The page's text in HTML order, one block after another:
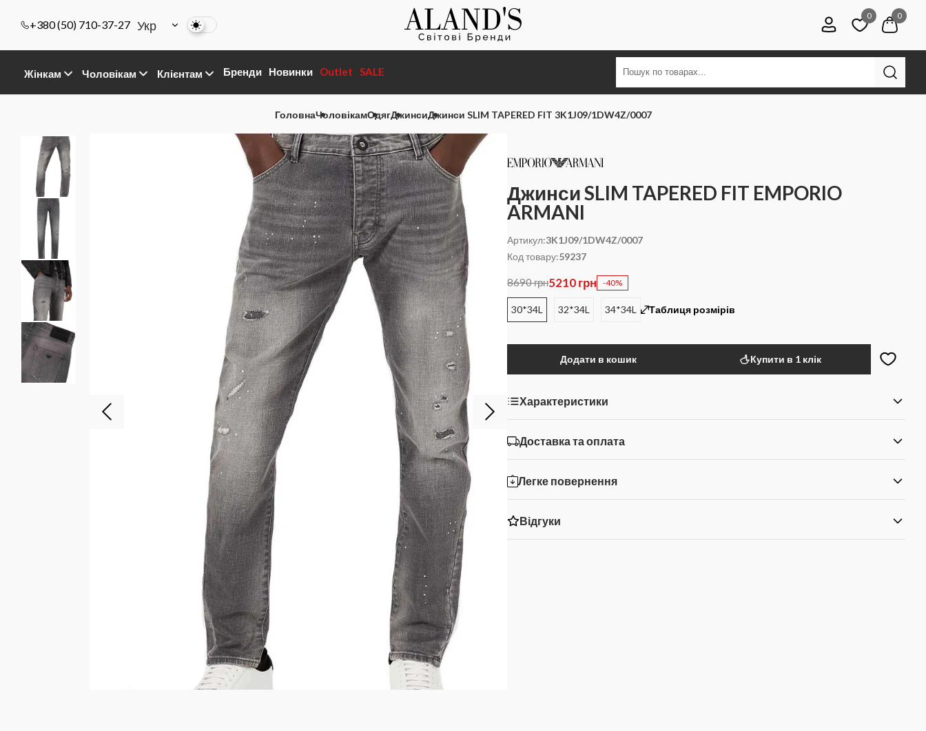
+380 (50) 710-37-27 Укр
0 0
Жінкам Чоловікам Клієнтам Бренди Новинки Outlet SALE
ГоловнаЧоловікамОдягДжинсиДжинси SLIM TAPERED FIT 3K1J09/1DW4Z/0007
Джинси SLIM TAPERED FIT EMPORIO
ARMANI
Артикул:3K1J09/1DW4Z/0007
Код товару:59237
8690 грн5210 грн -40%
30*34L 32*34L 34*34L Таблиця розмірів
Додати в кошик Купити в 1 клік
Характеристики
Доставка та оплата
Легке повернення
Відгуки